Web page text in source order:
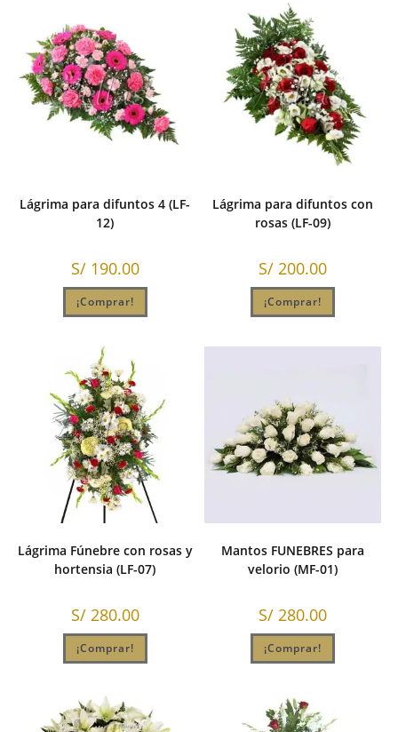
Lágrima para difuntos 4 (LF-
12)
S/190.00
¡Comprar!
Lágrima para difuntos con
rosas (LF-09)
S/ 200.00
¡Comprar!
Lágrima Fúnebre con rosas y
hortensia (LF-07)
S/280.00
¡Comprar!
Mantos FUNEBRES para
velorio (MF-01)
S/ 280.00
¡Comprar!